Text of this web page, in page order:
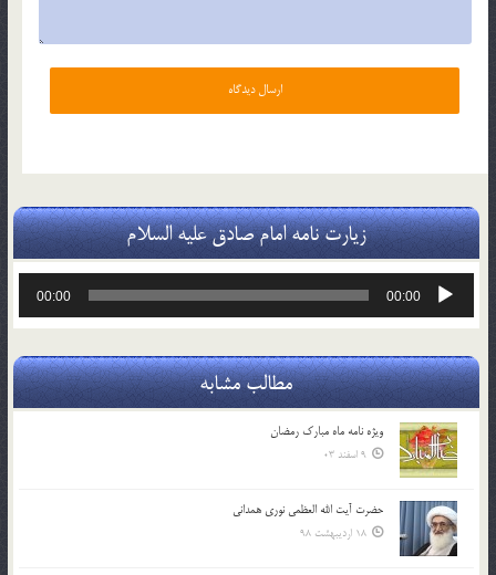
زیارت نامه امام صادق علیه السلام
پخش‌کننده
00:00
00:00
مطالب مشابه
ویژه نامه ماه مبارک رمضان
9 اسفند 03
حضرت آیت الله العظمی نوری همدانی
18 اردیبهشت 98